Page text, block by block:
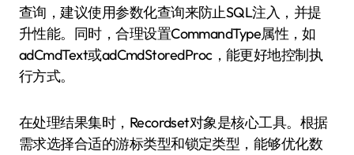
查询，建议使用参数化查询来防止SQL注入，并提
升性能。同时，合理设置CommandType属性，如
adCmdText或adCmdStoredProc，能更好地控制执
行方式。
在处理结果集时，Recordset对象是核心工具。根据
需求选择合适的游标类型和锁定类型，能够优化数